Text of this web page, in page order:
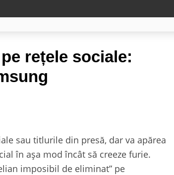
rețele sociale:
sau titlurile din presă, dar va apărea
în așa mod încât să creeze furie.
imposibil de eliminat” pe